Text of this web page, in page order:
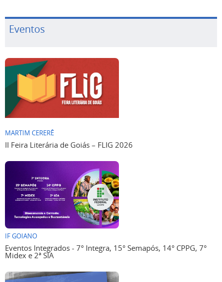
Eventos
MARTIM CERERÊ
II Feira Literária de Goiás – FLIG 2026
IF GOIANO
Eventos Integrados - 7° Integra, 15° Semapós, 14° CPPG, 7°
Midex e 2ª SIA